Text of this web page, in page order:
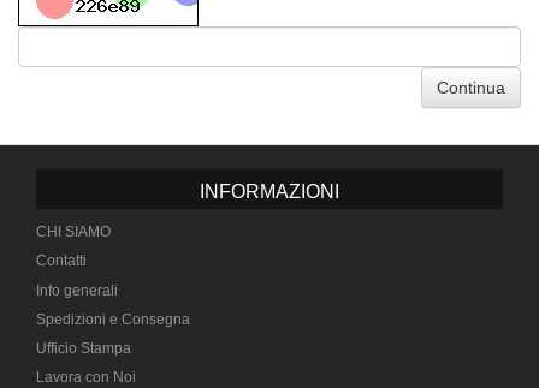
Continua
INFORMAZIONI
CHI SIAMO
Contatti
Info generali
Spedizioni e Consegna
Ufficio Stampa
Lavora con Noi